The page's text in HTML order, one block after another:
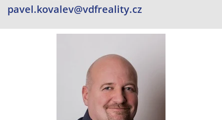
pavel.kovalev@vdfreality.cz